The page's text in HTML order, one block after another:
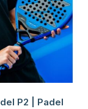
P2 ​​| Padel